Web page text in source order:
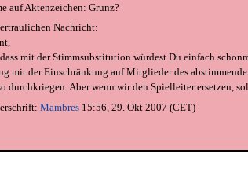
auf Aktenzeichen:Grunz?
Nachricht:
mit der Stimmsubstitution würdest Du einfach
mit der Einschränkung auf Mitglieder des
durchkriegen. Aber wenn wir den Spielleiter ersetzen,
Mambres 15:56, 29. Okt 2007 (CET)